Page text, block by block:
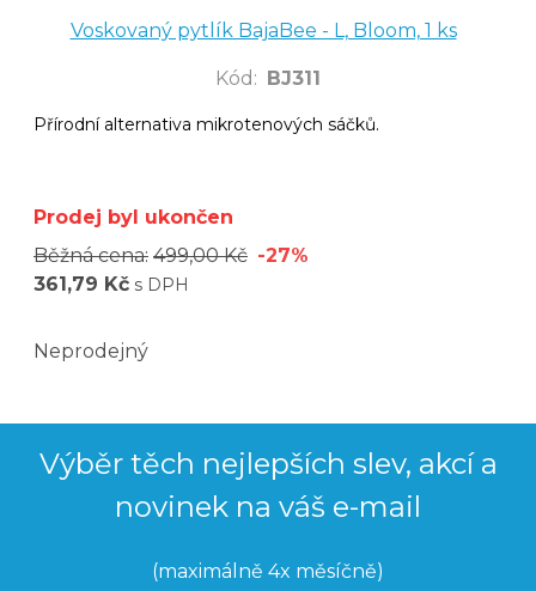
Voskovaný pytlík BajaBee - L, Bloom, 1 ks
Kód : BJ311
Přírodní alternativa mikrotenových sáčků.
Prodej byl ukončen
Běžná cena: 499,00 Kč -27%
361,79 Kč s DPH
Neprodejný
Výběr těch nejlepších slev, akcí a
novinek na váš e-mail
(maximálně 4x měsíčně)